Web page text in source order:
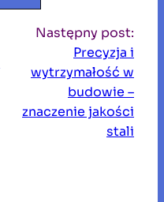
Następny post:
Precyzja i
wytrzymałość w
budowie –
znaczenie jakości
stali